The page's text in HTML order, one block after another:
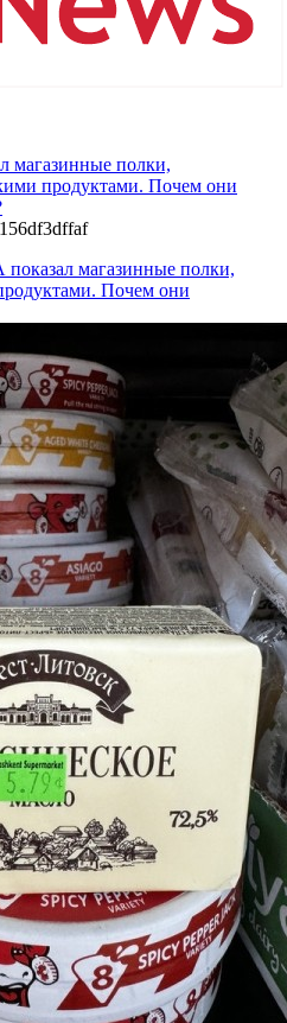
магазинные полки,
продуктами. Почем они
магазинные полки,
Почем они